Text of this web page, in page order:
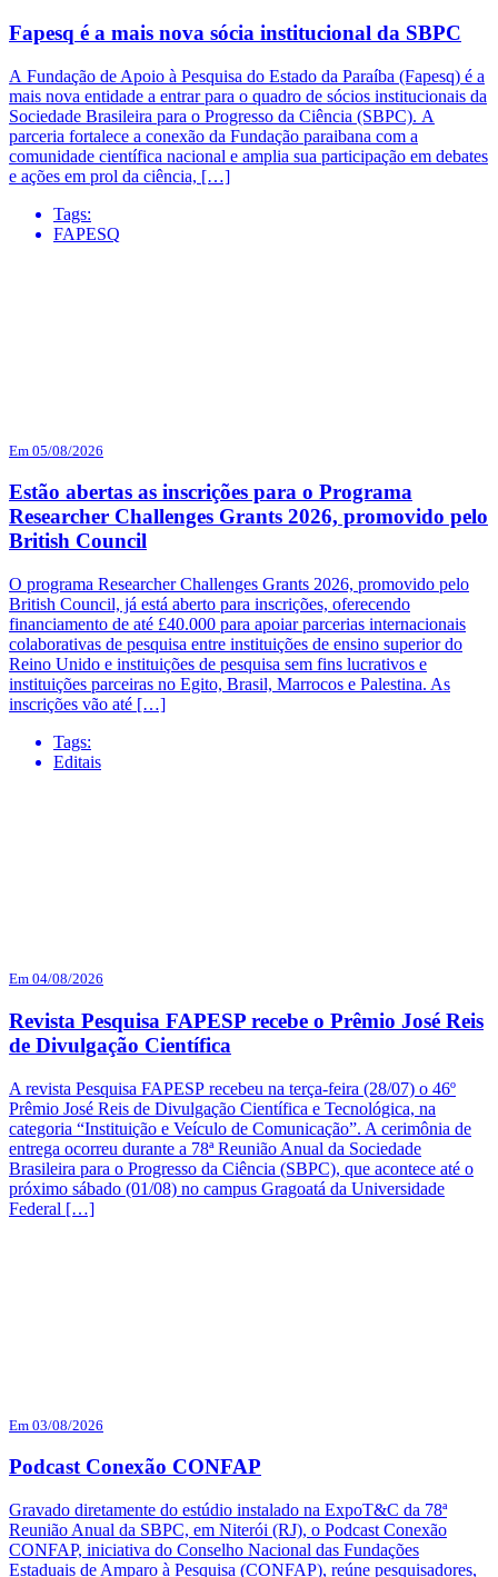
Fapesq é a mais nova sócia institucional da SBPC
A Fundação de Apoio à Pesquisa do Estado da Paraíba (Fapesq) é a
mais nova entidade a entrar para o quadro de sócios institucionais da
Sociedade Brasileira para o Progresso da Ciência (SBPC). A
parceria fortalece a conexão da Fundação paraibana com a
comunidade científica nacional e amplia sua participação em debates
e ações em prol da ciência, […]
Tags:
FAPESQ
Em 05/08/2026
Estão abertas as inscrições para o Programa
Researcher Challenges Grants 2026, promovido pelo
British Council
O programa Researcher Challenges Grants 2026, promovido pelo
British Council, já está aberto para inscrições, oferecendo
financiamento de até £40.000 para apoiar parcerias internacionais
colaborativas de pesquisa entre instituições de ensino superior do
Reino Unido e instituições de pesquisa sem fins lucrativos e
instituições parceiras no Egito, Brasil, Marrocos e Palestina. As
inscrições vão até […]
Tags:
Editais
Em 04/08/2026
Revista Pesquisa FAPESP recebe o Prêmio José Reis
de Divulgação Científica
A revista Pesquisa FAPESP recebeu na terça-feira (28/07) o 46º
Prêmio José Reis de Divulgação Científica e Tecnológica, na
categoria “Instituição e Veículo de Comunicação”. A cerimônia de
entrega ocorreu durante a 78ª Reunião Anual da Sociedade
Brasileira para o Progresso da Ciência (SBPC), que acontece até o
próximo sábado (01/08) no campus Gragoatá da Universidade
Federal […]
Em 03/08/2026
Podcast Conexão CONFAP
Gravado diretamente do estúdio instalado na ExpoT&C da 78ª
Reunião Anual da SBPC, em Niterói (RJ), o Podcast Conexão
CONFAP, iniciativa do Conselho Nacional das Fundações
Estaduais de Amparo à Pesquisa (CONFAP), reúne pesquisadores,